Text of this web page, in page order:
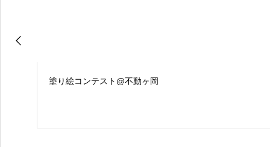
塗り絵コンテスト@不動ヶ岡